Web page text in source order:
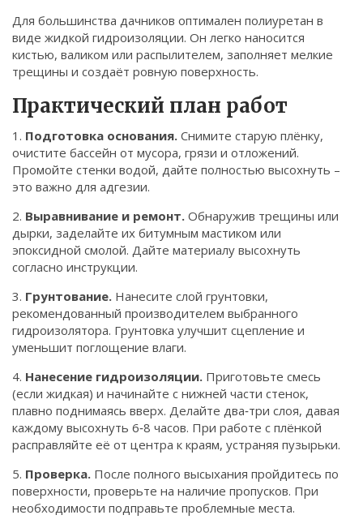
Для большинства дачников оптимален полиуретан в
виде жидкой гидроизоляции. Он легко наносится
кистью, валиком или распылителем, заполняет мелкие
трещины и создаёт ровную поверхность.
Практический план работ
1. Подготовка основания. Снимите старую плёнку,
очистите бассейн от мусора, грязи и отложений.
Промойте стенки водой, дайте полностью высохнуть –
это важно для адгезии.
2. Выравнивание и ремонт. Обнаружив трещины или
дырки, заделайте их битумным мастиком или
эпоксидной смолой. Дайте материалу высохнуть
согласно инструкции.
3. Грунтование. Нанесите слой грунтовки,
рекомендованный производителем выбранного
гидроизолятора. Грунтовка улучшит сцепление и
уменьшит поглощение влаги.
4. Нанесение гидроизоляции. Приготовьте смесь
(если жидкая) и начинайте с нижней части стенок,
плавно поднимаясь вверх. Делайте два‑три слоя, давая
каждому высохнуть 6‑8 часов. При работе с плёнкой
расправляйте её от центра к краям, устраняя пузырьки.
5. Проверка. После полного высыхания пройдитесь по
поверхности, проверьте на наличие пропусков. При
необходимости подправьте проблемные места.